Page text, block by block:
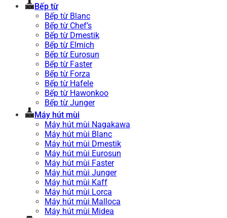
Bếp từ
Bếp từ Blanc
Bếp từ Chef’s
Bếp từ Dmestik
Bếp từ Elmich
Bếp từ Eurosun
Bếp từ Faster
Bếp từ Forza
Bếp từ Hafele
Bếp từ Hawonkoo
Bếp từ Junger
Máy hút mùi
Máy hút mùi Nagakawa
Máy hút mùi Blanc
Máy hút mùi Dmestik
Máy hút mùi Eurosun
Máy hút mùi Faster
Máy hút mùi Junger
Máy hút mùi Kaff
Máy hút mùi Lorca
Máy hút mùi Malloca
Máy hút mùi Midea